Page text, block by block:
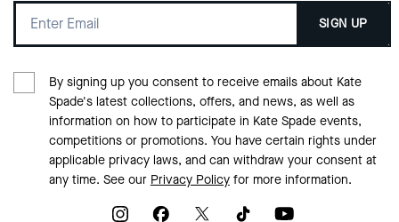
SIGN UP
By signing up you consent to receive emails about Kate
Spade's latest collections, offers, and news, as well as
information on how to participate in Kate Spade events,
competitions or promotions. You have certain rights under
applicable privacy laws, and can withdraw your consent at
any time. See our Privacy Policyfor more information.